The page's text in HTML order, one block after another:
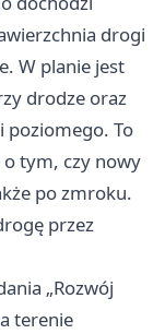
drogi
W planie jest
drodze oraz
poziomego. To
o tym, czy nowy
po zmroku.
przez
„Rozwój
terenie